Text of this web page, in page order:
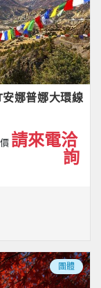
安娜普娜大環線
請來電洽
詢
團體